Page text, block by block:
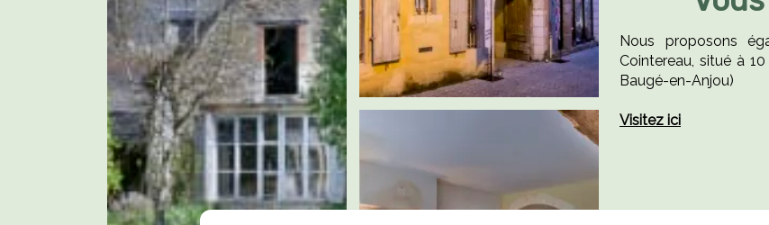
Nous proposons
Cointereau, situé à
Baugé-en-Anjou)
Visitez ici